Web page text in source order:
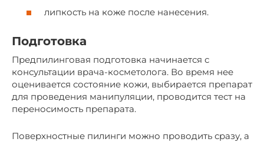
липкость на коже после нанесения.
Подготовка
Предпилинговая подготовка начинается с
консультации врача-косметолога. Во время нее
оценивается состояние кожи, выбирается препарат
для проведения манипуляции, проводится тест на
переносимость препарата.
Поверхностные пилинги можно проводить сразу, а